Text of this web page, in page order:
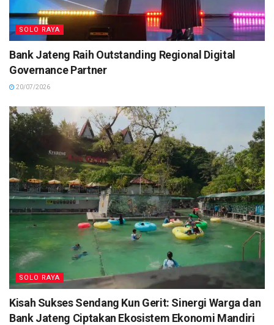
SOLO RAYA
Bank Jateng Raih Outstanding Regional Digital
Governance Partner
20/07/2026
SOLO RAYA
Kisah Sukses Sendang Kun Gerit: Sinergi Warga dan
Bank Jateng Ciptakan Ekosistem Ekonomi Mandiri